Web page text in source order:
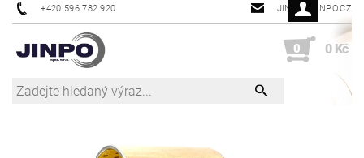
+420 596 782 920 JINPO@JINPO.CZ
0 0 Kč